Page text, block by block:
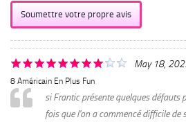
Soumettre votre propre avis
May 18,
8 Américain En Plus Fun
si Frantic présente quelques défauts
fois que l'on a commencé difficile de